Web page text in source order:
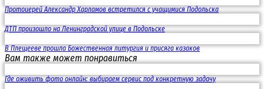
Протоиерей Александр Харламов встретился с учащимися Подольска
ДТП произошло на Ленинградской улице в Подольске
В Плещееве прошла Божественная литургия и присяга казаков
Вам также может понравиться
Где оживить фото онлайн: выбираем сервис под конкретную задачу